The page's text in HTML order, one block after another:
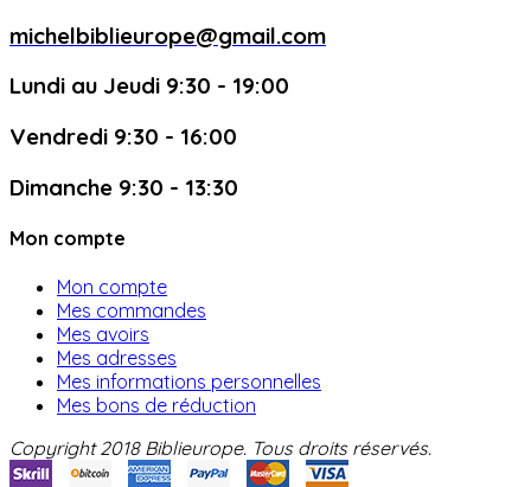
michelbiblieurope@gmail.com
Lundi au Jeudi 9:30 - 19:00
Vendredi 9:30 - 16:00
Dimanche 9:30 - 13:30
Mon compte
Mon compte
Mes commandes
Mes avoirs
Mes adresses
Mes informations personnelles
Mes bons de réduction
Copyright 2018 Biblieurope. Tous droits réservés.